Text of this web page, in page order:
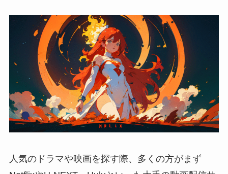
人気のドラマや映画を探す際、多くの方がまず